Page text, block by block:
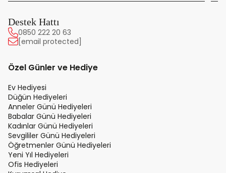
Destek Hattı
0850 222 20 63
[email protected]
Özel Günler ve Hediye
Ev Hediyesi
Düğün Hediyeleri
Anneler Günü Hediyeleri
Babalar Günü Hediyeleri
Kadınlar Günü Hediyeleri
Sevgililer Günü Hediyeleri
Öğretmenler Günü Hediyeleri
Yeni Yıl Hediyeleri
Ofis Hediyeleri